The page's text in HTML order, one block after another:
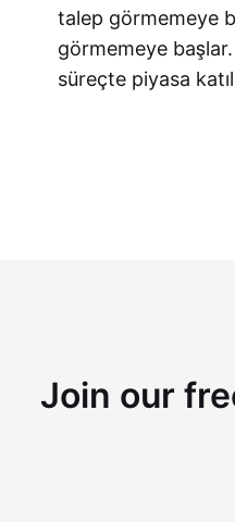
talep görmemeye
görmemeye başlar.
süreçte piyasa
Join our